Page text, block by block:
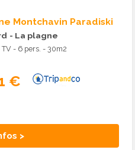
Montchavin Paradiski
- La plagne
- 6 pers. - 30m2
€
>